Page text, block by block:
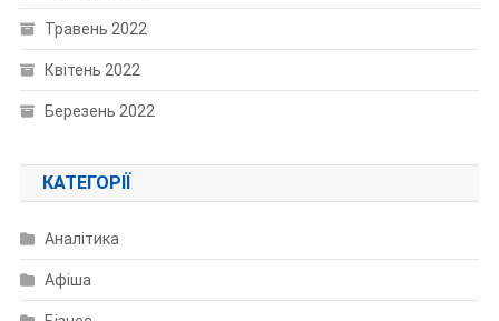
Травень 2022
Квітень 2022
Березень 2022
КАТЕГОРІЇ
Аналітика
Афіша